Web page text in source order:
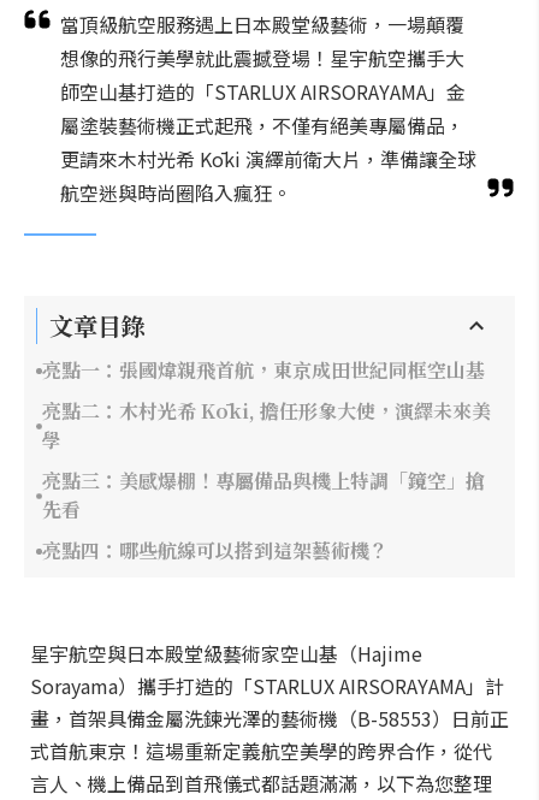
當頂級航空服務遇上日本殿堂級藝術，一場顛覆
想像的飛行美學就此震撼登場！星宇航空攜手大
師空山基打造的「STARLUX AIRSORAYAMA」金
屬塗裝藝術機正式起飛，不僅有絕美專屬備品，
更請來木村光希 Kōki 演繹前衛大片，準備讓全球
航空迷與時尚圈陷入瘋狂。
文章目錄
亮點一：張國煒親飛首航，東京成田世紀同框空山基
亮點二：木村光希 Kōki, 擔任形象大使，演繹未來美
學
亮點三：美感爆棚！專屬備品與機上特調「鏡空」搶
先看
亮點四：哪些航線可以搭到這架藝術機？
星宇航空與日本殿堂級藝術家空山基（Hajime
Sorayama）攜手打造的「STARLUX AIRSORAYAMA」計
畫，首架具備金屬洗鍊光澤的藝術機（B-58553）日前正
式首航東京！這場重新定義航空美學的跨界合作，從代
言人、機上備品到首飛儀式都話題滿滿，以下為您整理